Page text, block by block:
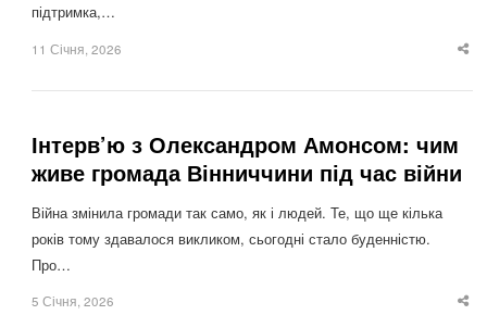
підтримка,…
11 Січня, 2026
Інтерв’ю з Олександром Амонсом: чим
живе громада Вінниччини під час війни
Війна змінила громади так само, як і людей. Те, що ще кілька
років тому здавалося викликом, сьогодні стало буденністю.
Про…
5 Січня, 2026